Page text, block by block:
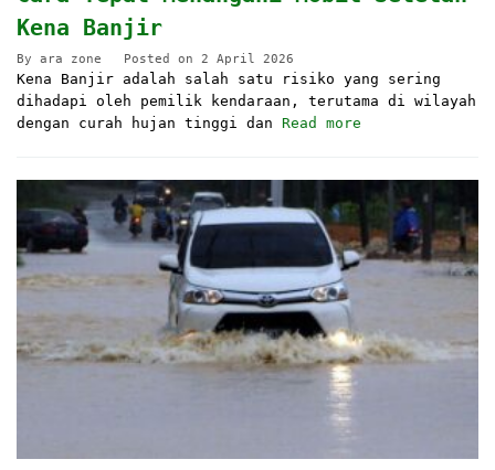
Kena Banjir
By ara zone Posted on 2 April 2026
Kena Banjir adalah salah satu risiko yang sering
dihadapi oleh pemilik kendaraan, terutama di wilayah
dengan curah hujan tinggi dan Read more